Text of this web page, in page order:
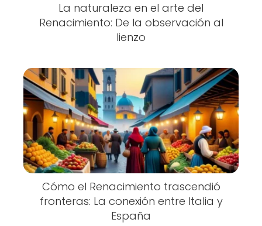
La naturaleza en el arte del
Renacimiento: De la observación al
lienzo
Cómo el Renacimiento trascendió
fronteras: La conexión entre Italia y
España